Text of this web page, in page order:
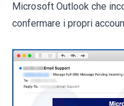
Microsoft Outlook che
confermare i propri